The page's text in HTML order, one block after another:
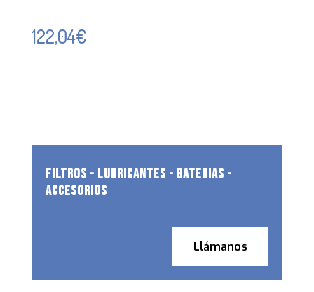
122,04€
FILTROS - LUBRICANTES - BATERIAS -
ACCESORIOS
Llámanos